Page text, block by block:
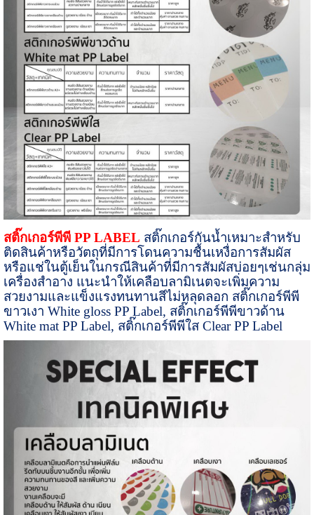
สติ๊กเกอร์พีพี PP LABEL สติ๊กเกอร์กันน้ำเหมาะสำหรับ
ติดสินค้าหรือวัตถุที่มีการโดนความชื้นเหงื่อการสัมผัส
หรือแช่ในตู้เย็นในกรณีสินค้าที่มีการสัมผัสบ่อยๆเช่นกลุ่ม
เครื่องสำอาง แนะนำให้เคลือบลามิเนตจะเพิ่มความ
สวยงามและแข็งแรงทนทานสีไม่หลุดลอก สติ๊กเกอร์พีพี
ขาวเงา White gloss PP Label, สติ๊กเกอร์พีพีขาวด้าน
White mat PP Label, สติ๊กเกอร์พีพีใส Clear PP Label